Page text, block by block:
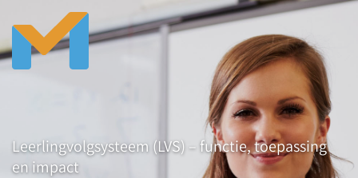
Leerlingvolgsysteem (LVS) – functie, toepassing
en impact